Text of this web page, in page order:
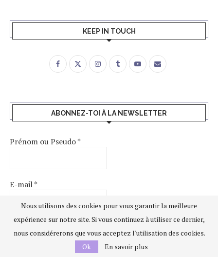
KEEP IN TOUCH
ABONNEZ-TOI À LA NEWSLETTER
Prénom ou Pseudo*
E-mail*
Nous utilisons des cookies pour vous garantir la meilleure
expérience sur notre site. Si vous continuez à utiliser ce dernier,
nous considérerons que vous acceptez l'utilisation des cookies.
Ok
En savoir plus